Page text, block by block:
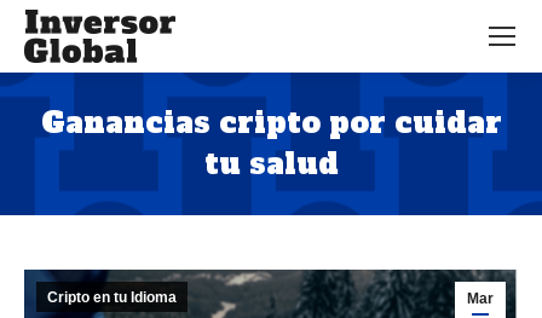
Ganancias cripto por cuidar
tu salud
Estás aquí:
Mar
Cripto en tu Idioma